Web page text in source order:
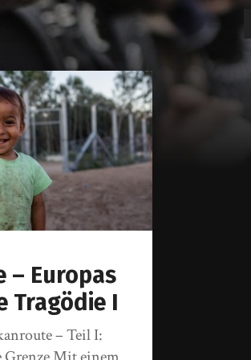
– Europas
Tragödie I
– Teil I: